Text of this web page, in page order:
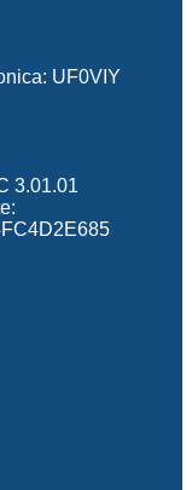
UF0VIY
3.01.01